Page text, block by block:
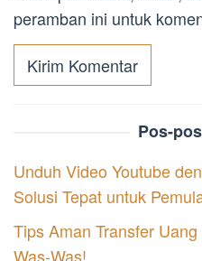
peramban ini untuk
Pos-
Unduh Video Youtube
Solusi Tepat untuk
Tips Aman Transfer
Was-Was!